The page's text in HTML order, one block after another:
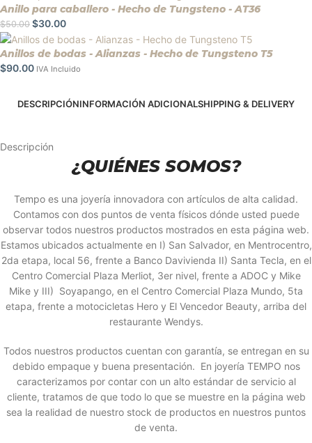
Anillo para caballero - Hecho de Tungsteno - AT36
$50.00 $30.00
Anillos de bodas - Alianzas - Hecho de Tungsteno T5
$90.00 IVA Incluido
DESCRIPCIÓNINFORMACIÓN ADICIONALSHIPPING & DELIVERY
Descripción
¿QUIÉNES SOMOS?
Tempo es una joyería innovadora con artículos de alta calidad.
Contamos con dos puntos de venta físicos dónde usted puede
observar todos nuestros productos mostrados en esta página web.
Estamos ubicados actualmente en I) San Salvador, en Mentrocentro,
2da etapa, local 56, frente a Banco Davivienda II) Santa Tecla, en el
Centro Comercial Plaza Merliot, 3er nivel, frente a ADOC y Mike
Mike y III) Soyapango, en el Centro Comercial Plaza Mundo, 5ta
etapa, frente a motocicletas Hero y El Vencedor Beauty, arriba del
restaurante Wendys.
Todos nuestros productos cuentan con garantía, se entregan en su
debido empaque y buena presentación. En joyería TEMPO nos
caracterizamos por contar con un alto estándar de servicio al
cliente, tratamos de que todo lo que se muestre en la página web
sea la realidad de nuestro stock de productos en nuestros puntos
de venta.